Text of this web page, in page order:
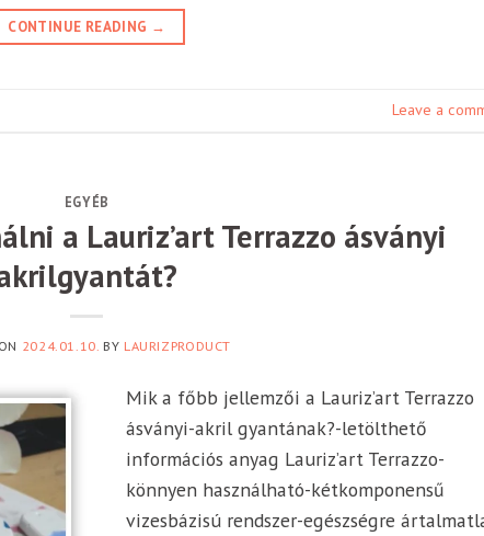
CONTINUE READING →
Leave a
EGYÉB
a Lauriz’art Terrazzo ásványi
2024.01.10. BY LAURIZPRODUCT
Mik a főbb jellemzői a Lauriz’art Terrazzo
ásványi-akril gyantának?-letölthető
információs anyag Lauriz’art Terrazzo-
könnyen használható-kétkomponensű
vizesbázisú rendszer-egészségre